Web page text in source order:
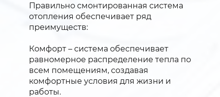
Правильно смонтированная система
отопления обеспечивает ряд
преимуществ:
Комфорт – система обеспечивает
равномерное распределение тепла по
всем помещениям, создавая
комфортные условия для жизни и
работы.